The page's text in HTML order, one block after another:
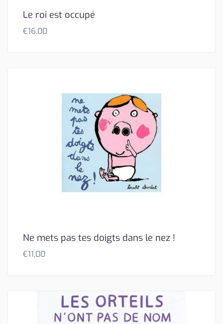
Le roi est occupé
€16,00
Ne mets pas tes doigts dans le nez !
€11,00